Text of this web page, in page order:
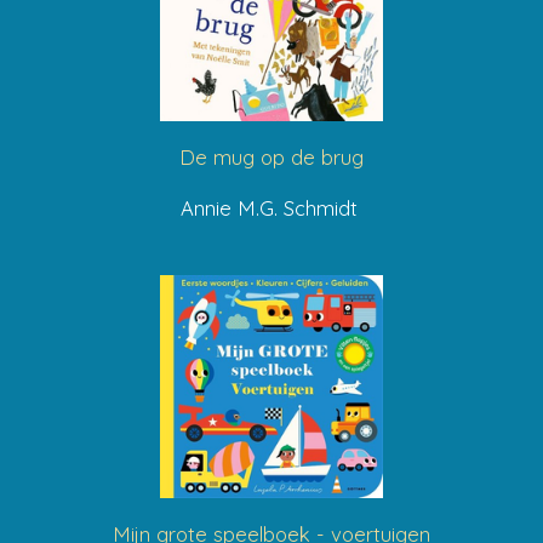
De mug op de brug
Annie M.G. Schmidt
Mijn grote speelboek - voertuigen